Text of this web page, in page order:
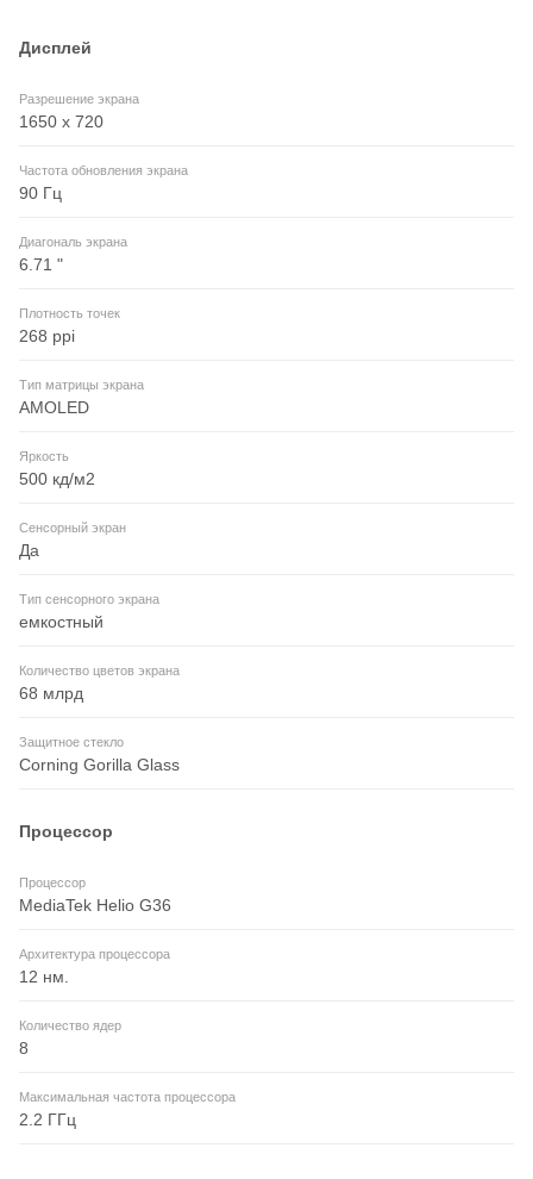
Дисплей
Разрешение экрана
1650 x 720
Частота обновления экрана
90 Гц
Диагональ экрана
6.71 "
Плотность точек
268 ppi
Тип матрицы экрана
AMOLED
Яркость
500 кд/м2
Сенсорный экран
Да
Тип сенсорного экрана
емкостный
Количество цветов экрана
68 млрд
Защитное стекло
Corning Gorilla Glass
Процессор
Процессор
MediaTek Helio G36
Архитектура процессора
12 нм.
Количество ядер
8
Максимальная частота процессора
2.2 ГГц